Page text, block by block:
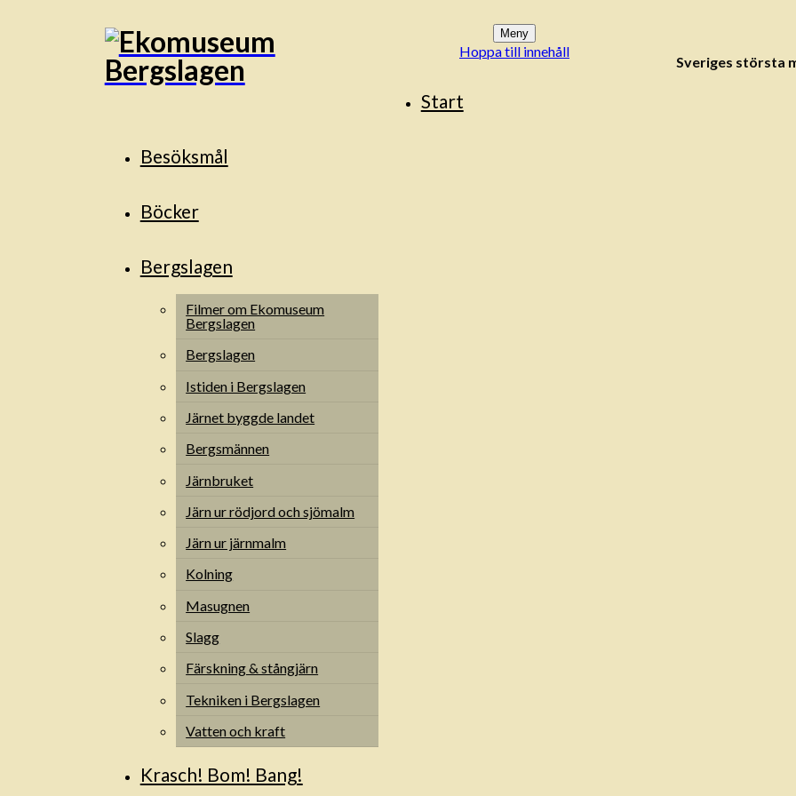
Sveriges största
Meny
Hoppa till innehåll
Start
Besöksmål
Böcker
Bergslagen
Filmer om Ekomuseum
Bergslagen
Bergslagen
Istiden i Bergslagen
Järnet byggde landet
Bergsmännen
Järnbruket
Järn ur rödjord och sjömalm
Järn ur järnmalm
Kolning
Masugnen
Slagg
Färskning & stångjärn
Tekniken i Bergslagen
Vatten och kraft
Krasch! Bom! Bang!